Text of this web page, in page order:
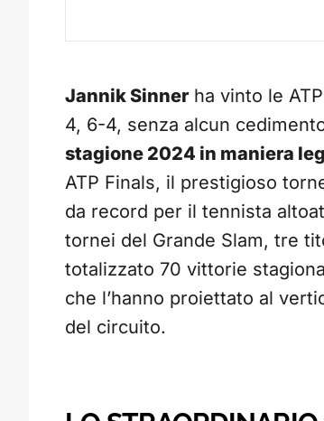
Jannik Sinner ha vinto le
4, 6-4, senza alcun
stagione 2024 in maniera
ATP Finals, il prestigioso
da record per il tennista
tornei del Grande Slam, tre
totalizzato 70 vittorie
che l’hanno proiettato al
del circuito.